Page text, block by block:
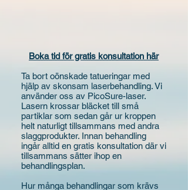
Boka tid för gratis konsultation här
Ta bort oönskade tatueringar med
hjälp av skonsam laserbehandling. Vi
använder oss av PicoSure-laser.
Lasern krossar bläcket till små
partiklar som sedan går ur kroppen
helt naturligt tillsammans med andra
slaggprodukter. Innan behandling
ingår alltid en gratis konsultation där vi
tillsammans sätter ihop en
behandlingsplan.
Hur många behandlingar som krävs